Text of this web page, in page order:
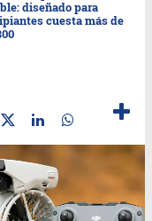
diseñado para
cuesta más de